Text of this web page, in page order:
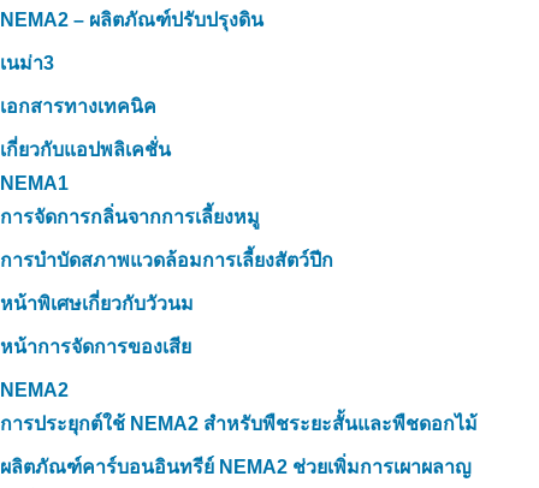
NEMA2 – ผลิตภัณฑ์ปรับปรุงดิน
เนม่า3
เอกสารทางเทคนิค
เกี่ยวกับแอปพลิเคชั่น
NEMA1
การจัดการกลิ่นจากการเลี้ยงหมู
การบำบัดสภาพแวดล้อมการเลี้ยงสัตว์ปีก
หน้าพิเศษเกี่ยวกับวัวนม
หน้าการจัดการของเสีย
NEMA2
การประยุกต์ใช้ NEMA2 สำหรับพืชระยะสั้นและพืชดอกไม้
ผลิตภัณฑ์คาร์บอนอินทรีย์ NEMA2 ช่วยเพิ่มการเผาผลาญ